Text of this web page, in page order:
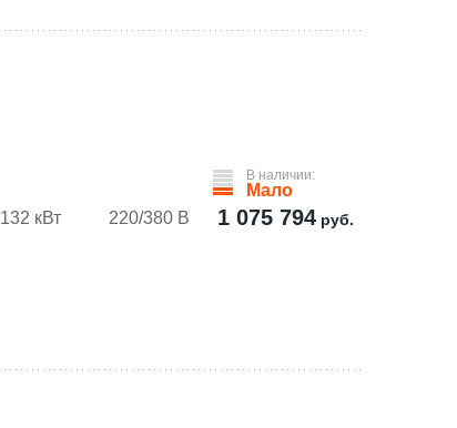
132 кВт 220/380 В
В наличии:
Мало
1 075 794 руб.